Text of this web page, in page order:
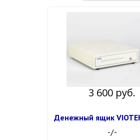
3 600 руб.
Денежный ящик
-/-